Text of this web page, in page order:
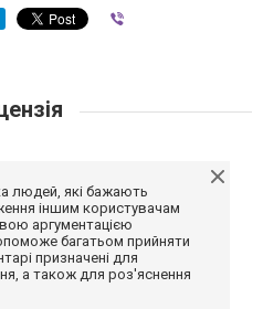
людей, які бажають
іншим користувачам
аргументацією
багатьом прийняти
призначені для
а також для роз'яснення